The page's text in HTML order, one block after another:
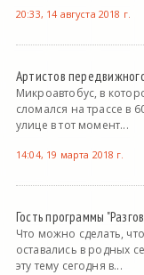
20:33, 14 августа 2018 г.
Артистов
Микроавтобус, в
сломался на трассе в
улице в тот момент...
14:04, 19 марта 2018 г.
Гость программы
Что можно сделать,
оставались в родных
эту тему сегодня в...